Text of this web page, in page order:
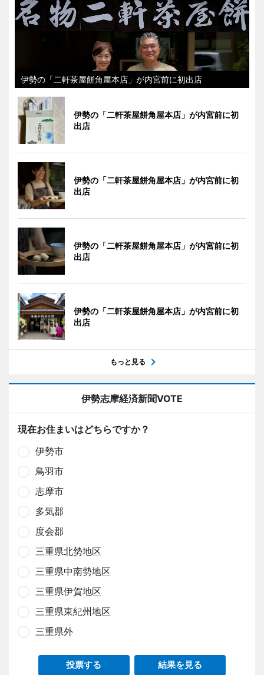
伊勢の「二軒茶屋餅角屋本店」が内宮前に初出店
伊勢の「二軒茶屋餅角屋本店」が内宮前に初
出店
伊勢の「二軒茶屋餅角屋本店」が内宮前に初
出店
伊勢の「二軒茶屋餅角屋本店」が内宮前に初
出店
伊勢の「二軒茶屋餅角屋本店」が内宮前に初
出店
もっと見る
伊勢志摩経済新聞VOTE
現在お住まいはどちらですか？
伊勢市
鳥羽市
志摩市
多気郡
度会郡
三重県北勢地区
三重県中南勢地区
三重県伊賀地区
三重県東紀州地区
三重県外
投票する 結果を見る